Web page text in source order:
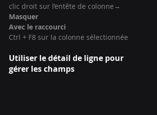
clic droit sur l’entête de colonne→
Masquer
Avec le raccourci
Ctrl + F8 sur la colonne sélectionnée
Utiliser le détail de ligne pour
gérer les champs